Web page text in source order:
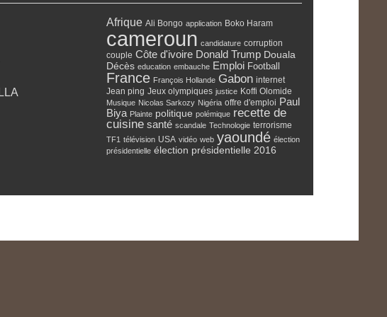
Afrique Ali Bongo application Boko Haram
cameroun candidature corruption
couple Côte d'ivoire Donald Trump Douala
Décès education embauche Emploi Football
France François Hollande Gabon internet
Jean ping Jeux olympiques justice Koffi Olomide
Musique Nicolas Sarkozy Nigéria offre d'emploi Paul
Biya Plainte politique polémique recette de
cuisine santé scandale Technologie terrorisme
TF1 télévision USA vidéo web yaoundé élection
présidentielle élection présidentielle 2016